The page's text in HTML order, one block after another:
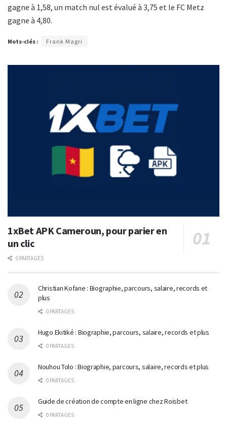
gagne à 1,58, un match nul est évalué à 3,75 et le FC Metz
gagne à 4,80.
Mots-clés : Frank Magri
1xBet APK Cameroun, pour parier en
un clic
0 PARTAGES
Christian Kofane : Biographie, parcours, salaire, records et
plus
0 PARTAGES
Hugo Ekitiké : Biographie, parcours, salaire, records et plus
0 PARTAGES
Nouhou Tolo : Biographie, parcours, salaire, records et plus
0 PARTAGES
Guide de création de compte en ligne chez Roisbet
0 PARTAGES